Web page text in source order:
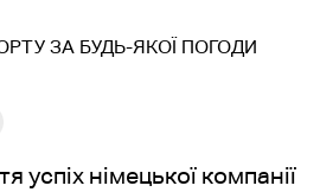
ЗА БУДЬ-ЯКОЇ ПОГОДИ
успіх німецької компанії